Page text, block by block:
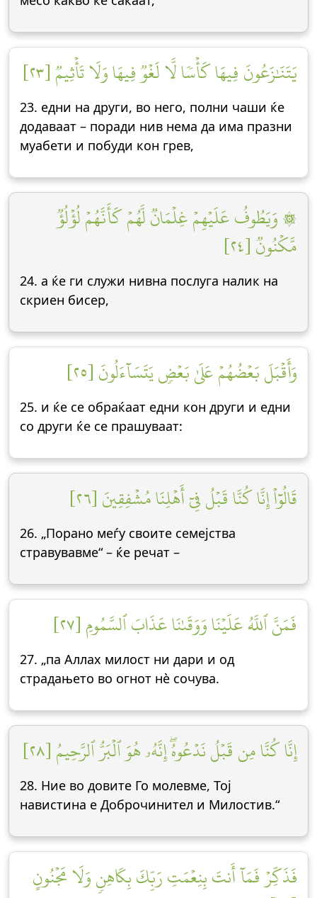
يَتَنَٰزَعُونَ فِيهَا كَأۡسٗا لَّا لَغۡوٞ فِيهَا وَلَا تَأۡثِيمٞ [٢٣]
23. едни на други, во него, полни чаши ќе
додаваат – поради нив нема да има празни
муабети и побуди кон грев,
۞ وَيَطُوفُ عَلَيۡهِمۡ غِلۡمَانٞ لَّهُمۡ كَأَنَّهُمۡ لُؤۡلُؤٞ
مَّكۡنُونٞ [٢٤]
24. а ќе ги служи нивна послуга налик на
скриен бисер,
وَأَقۡبَلَ بَعۡضُهُمۡ عَلَىٰ بَعۡضٖ يَتَسَآءَلُونَ [٢٥]
25. и ќе се обраќаат едни кон други и едни
со други ќе се прашуваат:
قَالُوٓاْ إِنَّا كُنَّا قَبۡلُ فِيٓ أَهۡلِنَا مُشۡفِقِينَ [٢٦]
26. „Порано меѓу своите семејства
стравувавме“ – ќе речат –
فَمَنَّ ٱللَّهُ عَلَيۡنَا وَوَقَىٰنَا عَذَابَ ٱلسَّمُومِ [٢٧]
27. „па Аллах милост ни дари и од
страдањето во огнот нè сочува.
إِنَّا كُنَّا مِن قَبۡلُ نَدۡعُوهُۖ إِنَّهُۥ هُوَ ٱلۡبَرُّ ٱلرَّحِيمُ [٢٨]
28. Ние во довите Го молевме, Тој
навистина е Доброчинител и Милостив.“
فَذَكِّرۡ فَمَآ أَنتَ بِنِعۡمَتِ رَبِّكَ بِكَاهِنٖ وَلَا مَجۡنُونٍ